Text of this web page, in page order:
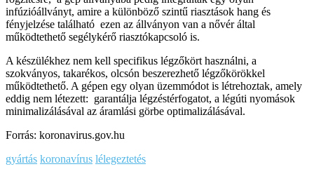
infúzióállványt, amire a különböző szintű riasztások hang és
fényjelzése található ezen az állványon van a nővér által
működtethető segélykérő riasztókapcsoló is.
A készülékhez nem kell specifikus légzőkört használni, a
szokványos, takarékos, olcsón beszerezhető légzőkörökkel
működtethető. A gépen egy olyan üzemmódot is létrehoztak, amely
eddig nem létezett: garantálja légzéstérfogatot, a légúti nyomások
minimalizálásával az áramlási görbe optimalizálásával.
Forrás: koronavirus.gov.hu
gyártás koronavírus lélegeztetés